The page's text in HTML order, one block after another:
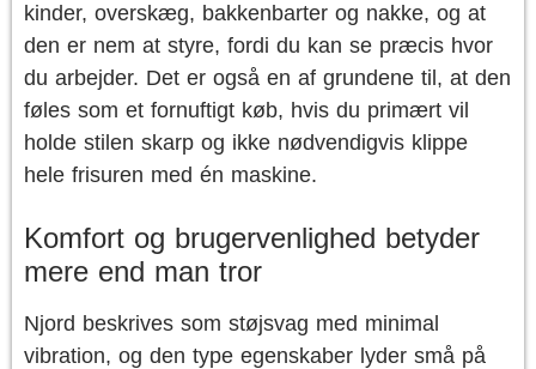
kinder, overskæg, bakkenbarter og nakke, og at
den er nem at styre, fordi du kan se præcis hvor
du arbejder. Det er også en af grundene til, at den
føles som et fornuftigt køb, hvis du primært vil
holde stilen skarp og ikke nødvendigvis klippe
hele frisuren med én maskine.
Komfort og brugervenlighed betyder
mere end man tror
Njord beskrives som støjsvag med minimal
vibration, og den type egenskaber lyder små på